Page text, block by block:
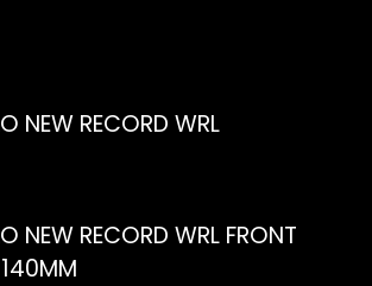
NEW RECORD WRL
NEW RECORD WRL FRONT